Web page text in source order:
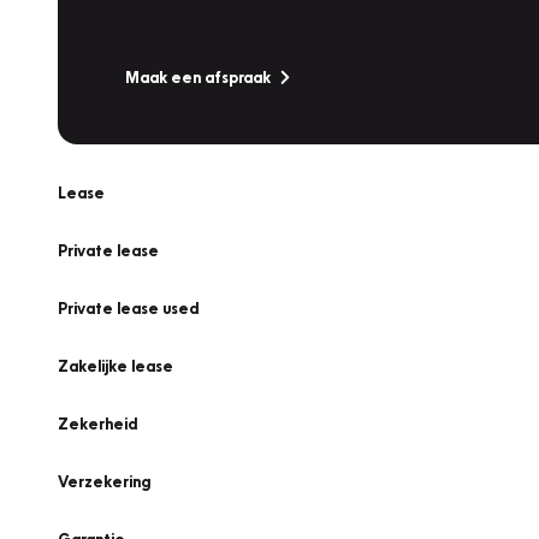
Maak een afspraak
Lease
Private lease
Private lease used
Zakelijke lease
Zekerheid
Verzekering